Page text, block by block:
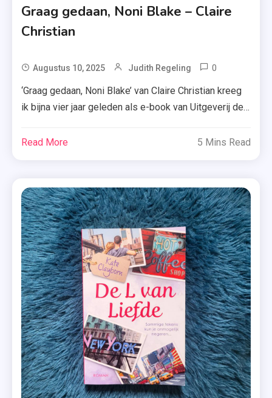
Graag gedaan, Noni Blake – Claire
Christian
Augustus 10, 2025 Judith Regeling 0
,
,
Noni
Blake
,
Noni
Blake
,
Paperback
,
Recensie
,
Recensie-
Exemplaar
,
‘Graag gedaan, Noni Blake’ van Claire Christian kreeg
ik bijna vier jaar geleden als e-book van Uitgeverij de
maar inmiddels weet ik precies wat ik ervan vind.
Read More 5 Mins Read